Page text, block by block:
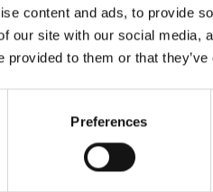
content and ads, to provide
our site with our social
provided to them or that
Preferences
- 18:30 UHR